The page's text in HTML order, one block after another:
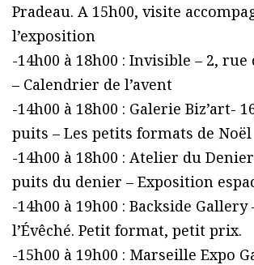
Pradeau. A 15h00, visite
l’exposition
-14h00 à 18h00 : Invisible – 2,
– Calendrier de l’avent
-14h00 à 18h00 : Galerie Biz’art-
puits – Les petits formats de Noël
-14h00 à 18h00 : Atelier du
puits du denier – Exposition
-14h00 à 19h00 : Backside Gallery
l’Évêché. Petit format, petit prix.
-15h00 à 19h00 : Marseille Expo